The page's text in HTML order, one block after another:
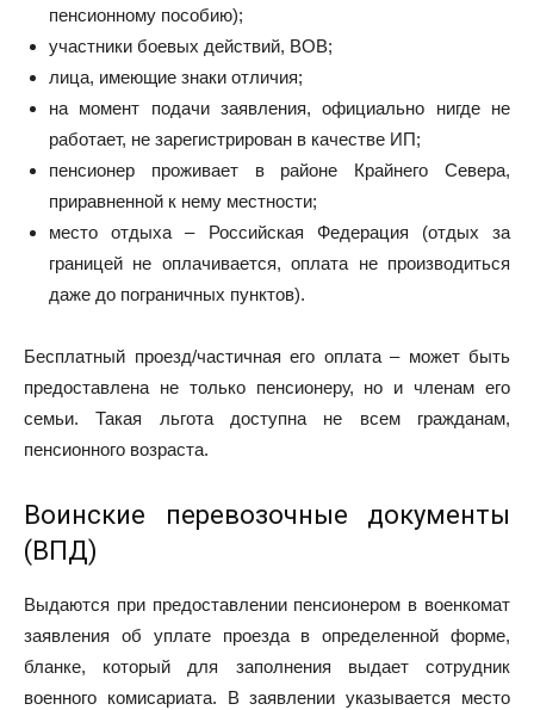
пенсионному пособию);
участники боевых действий, ВОВ;
лица, имеющие знаки отличия;
на момент подачи заявления, официально нигде не
работает, не зарегистрирован в качестве ИП;
пенсионер проживает в районе Крайнего Севера,
приравненной к нему местности;
место отдыха – Российская Федерация (отдых за
границей не оплачивается, оплата не производиться
даже до пограничных пунктов).
Бесплатный проезд/частичная его оплата – может быть
предоставлена не только пенсионеру, но и членам его
семьи. Такая льгота доступна не всем гражданам,
пенсионного возраста.
Воинские перевозочные документы
(ВПД)
Выдаются при предоставлении пенсионером в военкомат
заявления об уплате проезда в определенной форме,
бланке, который для заполнения выдает сотрудник
военного комисариата. В заявлении указывается место